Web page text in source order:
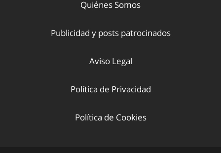
Quiénes Somos
Publicidad y posts patrocinados
Aviso Legal
Política de Privacidad
Política de Cookies